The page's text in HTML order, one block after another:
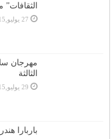
27 يوليو,2015
مهرجان
الثالثة
29 يوليو,2015
باربارا